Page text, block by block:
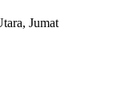
Jumat